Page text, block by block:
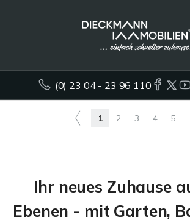
(0) 23 04 - 23 96 110
1 2 3 4 5
Ihr neues Zuhause
Ebenen - mit Garten,